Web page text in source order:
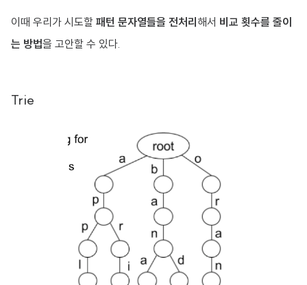
이때 우리가 시도할 패턴 문자열들을 전처리 해서 비교 횟수를 줄이
는 방법을 고안할 수 있다.
Trie